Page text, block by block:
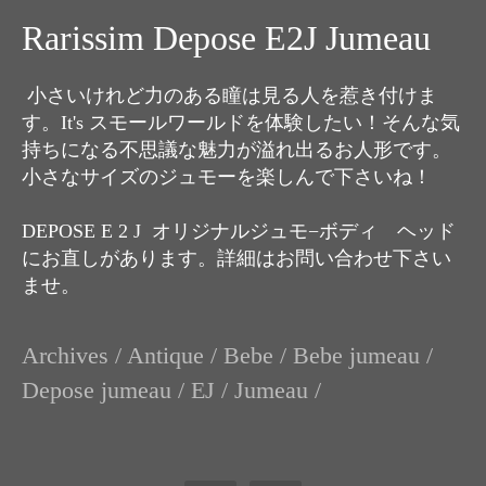
Rarissim Depose E2J Jumeau
小さいけれど力のある瞳は見る人を惹き付けま
す。It's スモールワールドを体験したい！そんな気
持ちになる不思議な魅力が溢れ出るお人形です。
小さなサイズのジュモーを楽しんで下さいね！
DEPOSE E 2 J オリジナルジュモ−ボディ ヘッド
にお直しがあります。詳細はお問い合わせ下さい
ませ。
Archives / Antique / Bebe / Bebe jumeau /
Depose jumeau / EJ / Jumeau /